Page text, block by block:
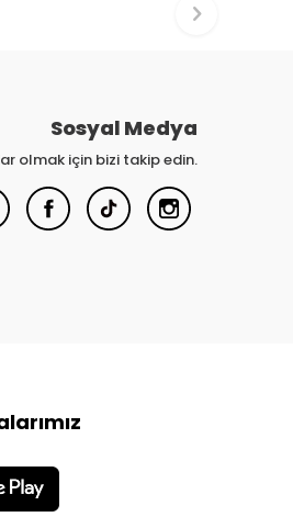
Sosyal Medya
olmak için bizi takip edin.